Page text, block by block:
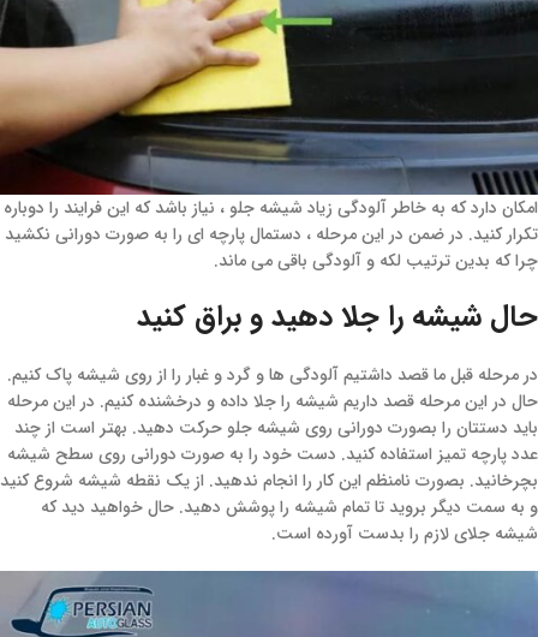
امکان دارد که به خاطر آلودگی زیاد شیشه جلو ، نیاز باشد که این فرایند را دوباره
تکرار کنید. در ضمن در این مرحله ، دستمال پارچه ای را به صورت دورانی نکشید
چرا که بدین ترتیب لکه و آلودگی باقی می ماند.
حال شیشه را جلا دهید و براق کنید
در مرحله قبل ما قصد داشتیم آلودگی ها و گرد و غبار را از روی شیشه پاک کنیم.
حال در این مرحله قصد داریم شیشه را جلا داده و درخشنده کنیم. در این مرحله
باید دستتان را بصورت دورانی روی شیشه جلو حرکت دهید. بهتر است از چند
عدد پارچه تمیز استفاده کنید. دست خود را به صورت دورانی روی سطح شیشه
بچرخانید. بصورت نامنظم این کار را انجام ندهید. از یک نقطه شیشه شروع کنید
و به سمت دیگر بروید تا تمام شیشه را پوشش دهید. حال خواهید دید که
شیشه جلای لازم را بدست آورده است.